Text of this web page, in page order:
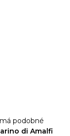
podobné
di Amalfi